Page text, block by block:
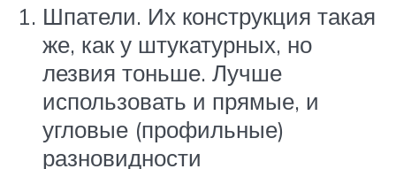
Шпатели. Их конструкция такая
же, как у штукатурных, но
лезвия тоньше. Лучше
использовать и прямые, и
угловые (профильные)
разновидности